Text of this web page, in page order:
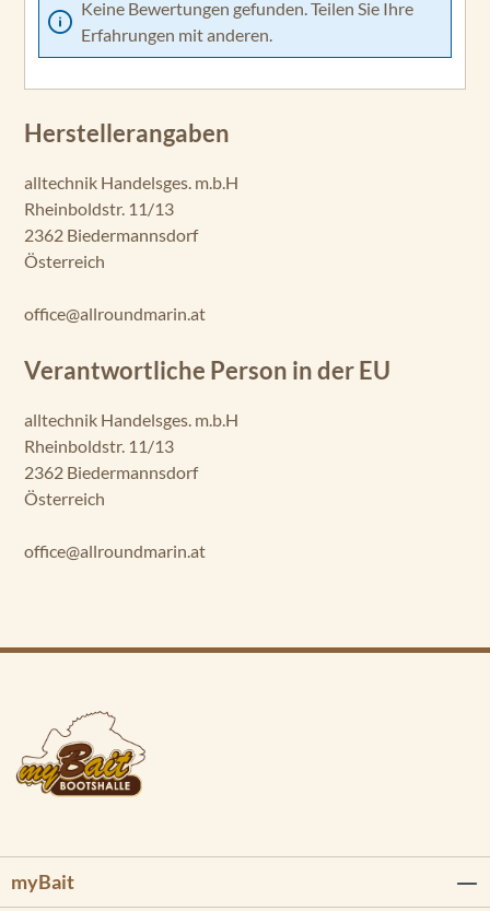
Keine Bewertungen gefunden. Teilen Sie Ihre
Erfahrungen mit anderen.
Herstellerangaben
alltechnik Handelsges. m.b.H
Rheinboldstr. 11/13
2362 Biedermannsdorf
Österreich
office@allroundmarin.at
Verantwortliche Person in der EU
alltechnik Handelsges. m.b.H
Rheinboldstr. 11/13
2362 Biedermannsdorf
Österreich
office@allroundmarin.at
myBait